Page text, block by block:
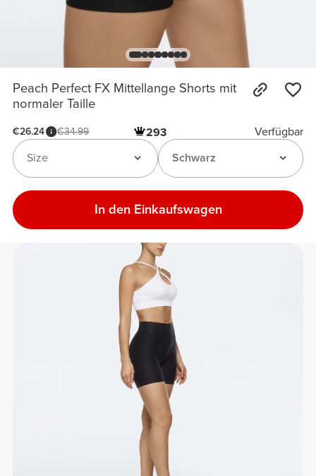
Peach Perfect FX Mittellange Shorts mit
normaler Taille
€26.24 €34.99 293
Verfügbar
Schwarz
Size
In den Einkaufswagen